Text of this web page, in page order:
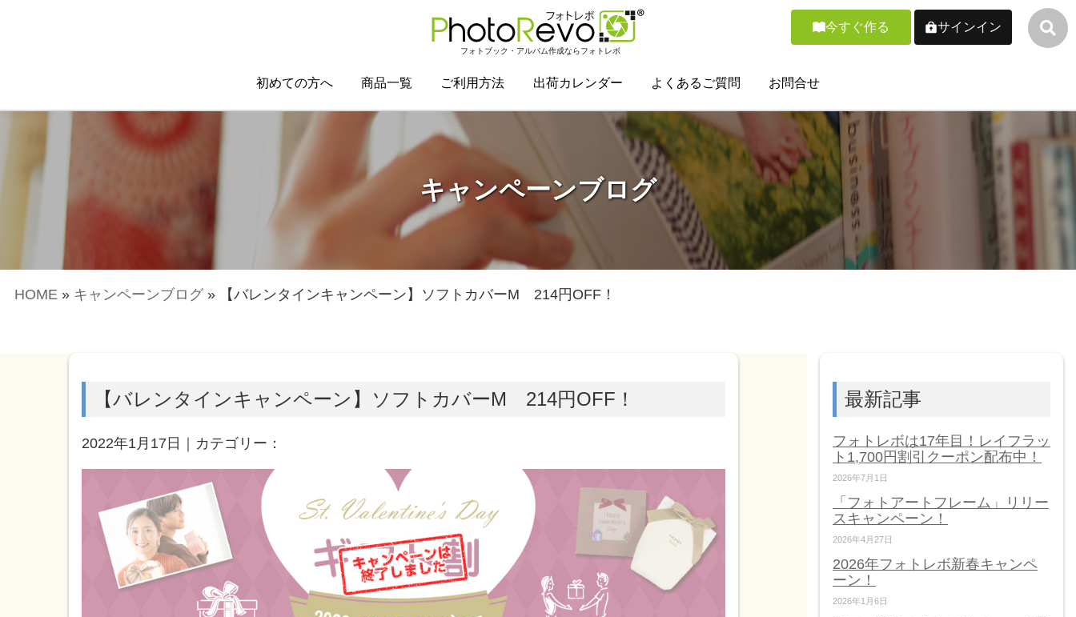
フォトブック・アルバム作成ならフォトレボ
今すぐ作る サインイン
初めての方へ 商品一覧 ご利用方法 出荷カレンダー よくあるご質問 お問合せ
キャンペーンブログ
HOME » キャンペーンブログ » 【バレンタインキャンペーン】ソフトカバーM 214円OFF！
【バレンタインキャンペーン】ソフトカバーM 214円OFF！
2022年1月17日｜カテゴリー：
最新記事
フォトレボは17年目！レイフラッ
ト1,700円割引クーポン配布中！
2026年7月1日
「フォトアートフレーム」リリー
スキャンペーン！
2026年4月27日
2026年フォトレボ新春キャンペ
ーン！
2026年1月6日